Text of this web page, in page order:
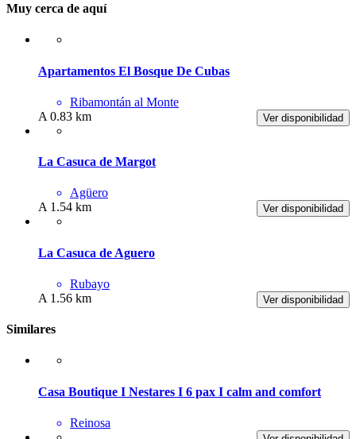
Muy cerca de aquí
Apartamentos El Bosque De Cubas
Ribamontán al Monte
Ver disponibilidad
A 0.83 km
La Casuca de Margot
Agüero
Ver disponibilidad
A 1.54 km
La Casuca de Aguero
Rubayo
Ver disponibilidad
A 1.56 km
Similares
Casa Boutique I Nestares I 6 pax I calm and comfort
Reinosa